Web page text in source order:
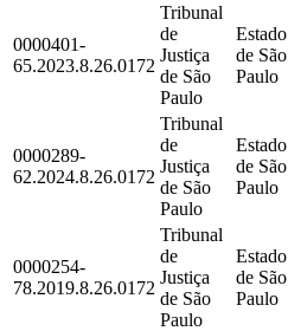
0000401-
65.2023.8.26.0172
Tribunal
de
Justiça
de São
Paulo
Estado
de São
Paulo
0000289-
62.2024.8.26.0172
Tribunal
de
Justiça
de São
Paulo
Estado
de São
Paulo
0000254-
78.2019.8.26.0172
Tribunal
de
Justiça
de São
Paulo
Estado
de São
Paulo